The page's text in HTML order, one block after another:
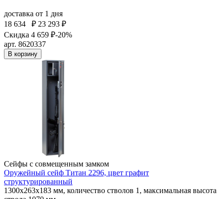
доставка от 1 дня
18 634
₽ 23 293 ₽
Скидка 4 659 ₽-20%
арт. 8620337
В корзину
Сейфы с совмещенным замком
Оружейный сейф Титан 2296, цвет графит
структурированный
1300x263x183 мм, количество стволов 1, максимальная высота